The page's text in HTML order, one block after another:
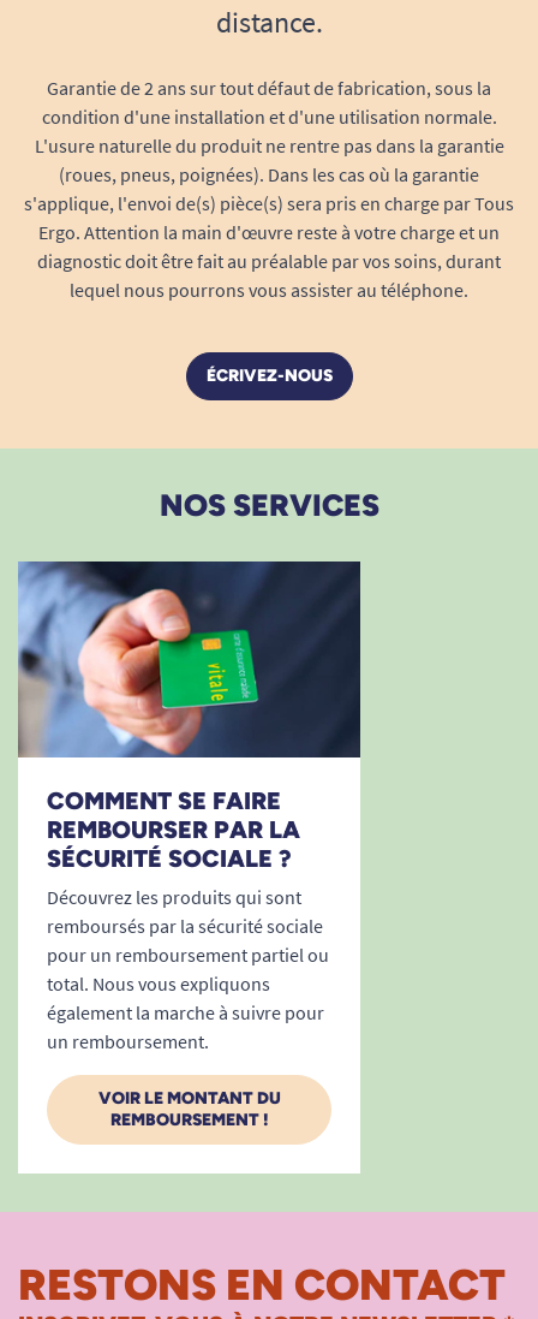
Pliable facilement.
Assise résistante et confortable.
Stabilité.
Sac de 25L / 20 kg.
Besoin de conseils ? Découvrez notre guide
Comment choisir un déambulateur ?
distance.
Garantie de 2 ans sur tout défaut de fabrication, sous la
condition d'une installation et d'une utilisation normale.
L'usure naturelle du produit ne rentre pas dans la garantie
(roues, pneus, poignées). Dans les cas où la garantie
s'applique, l'envoi de(s) pièce(s) sera pris en charge par Tous
Ergo. Attention la main d'œuvre reste à votre charge et un
diagnostic doit être fait au préalable par vos soins, durant
lequel nous pourrons vous assister au téléphone.
ÉCRIVEZ-NOUS
NOS SERVICES
COMMENT SE FAIRE
REMBOURSER PAR LA
SÉCURITÉ SOCIALE ?
Découvrez les produits qui sont
remboursés par la sécurité sociale
pour un remboursement partiel ou
total. Nous vous expliquons
également la marche à suivre pour
un remboursement.
VOIR LE MONTANT DU
REMBOURSEMENT !
RESTONS EN CONTACT